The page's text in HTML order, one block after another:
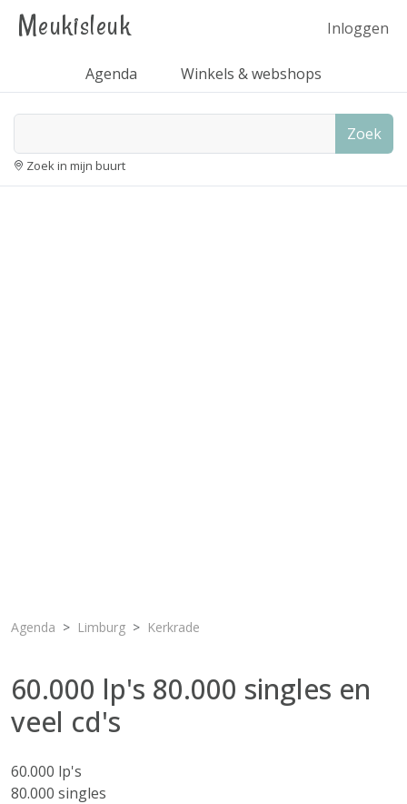
Meukisleuk Inloggen
Agenda Winkels & webshops
Zoek
Zoek in mijn buurt
Agenda Limburg Kerkrade
60.000 lp's 80.000 singles en
veel cd's
60.000 lp's
80.000 singles